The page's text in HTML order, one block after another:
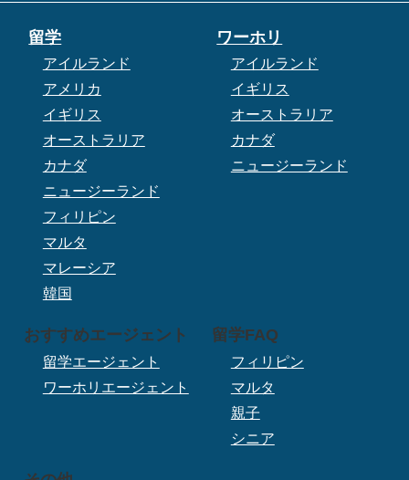
留学
アイルランド
アメリカ
イギリス
オーストラリア
カナダ
ニュージーランド
フィリピン
マルタ
マレーシア
韓国
ワーホリ
アイルランド
イギリス
オーストラリア
カナダ
ニュージーランド
おすすめエージェント
留学エージェント
ワーホリエージェント
留学FAQ
フィリピン
マルタ
親子
シニア